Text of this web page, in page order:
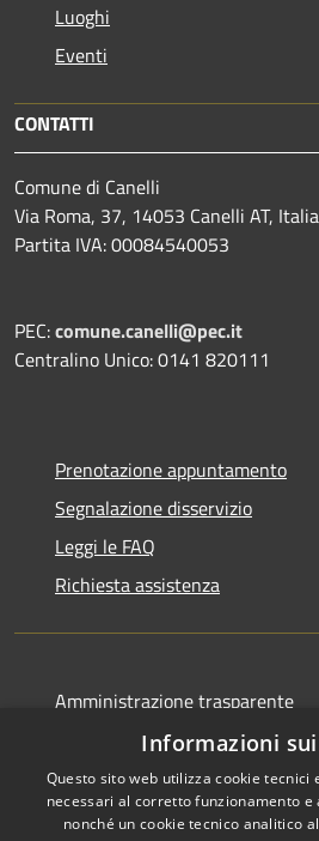
Luoghi
Eventi
CONTATTI
Comune di Canelli
Via Roma, 37, 14053 Canelli AT,
Partita IVA: 00084540053
PEC:comune.canelli@pec.it
Centralino Unico: 0141 820111
Prenotazione appuntamento
Segnalazione disservizio
Leggi le FAQ
Richiesta assistenza
Amministrazione trasparente
Albo pretorio
Informativa privacy
Note legali
Informazioni
Questo sito web utilizza cookie
necessari al corretto funzionamento e
nonché un cookie tecnico analitico